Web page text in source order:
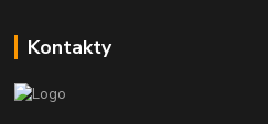
Kontakty